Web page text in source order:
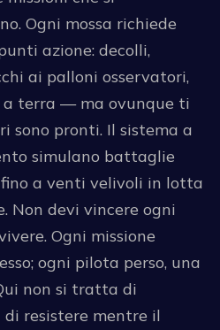
Ogni mossa richiede
azione: decolli,
ai palloni osservatori,
terra — ma ovunque ti
sono pronti. Il sistema a
simulano battaglie
a venti velivoli in lotta
Non devi vincere ogni
Ogni missione
ogni pilota perso, una
non si tratta di
resistere mentre il